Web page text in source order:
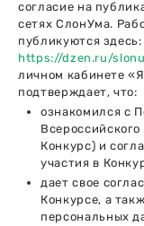
согласие на
сетях СлонУма.
публикуются здесь:
https://dzen.ru/
личном кабинете
подтверждает, что:
ознакомился с
Конкурс) и
участия в
дает свое
Конкурсе, а
персональных